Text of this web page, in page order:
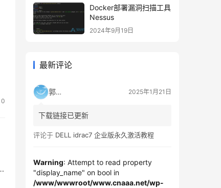
71sESqbQPBaIxgPDNtNAQVoRLQZ8YSoMG5q10uy+
0
Docker部署漏洞扫描工具
Nessus
2024年9月19日
最新评论
郭靖 2025年1月21日
下载链接已更新
评论于 DELL idrac7 企业版永久激活教程
Warning: Attempt to read property
"display_name" on bool in
/www/wwwroot/www.cnaaa.net/wp-